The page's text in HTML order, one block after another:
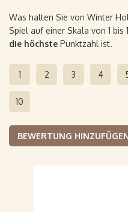
Was halten Sie von Winter
Spiel auf einer Skala von 1 bis
die höchste Punktzahl ist.
1 2 3 4
10
BEWERTUNG